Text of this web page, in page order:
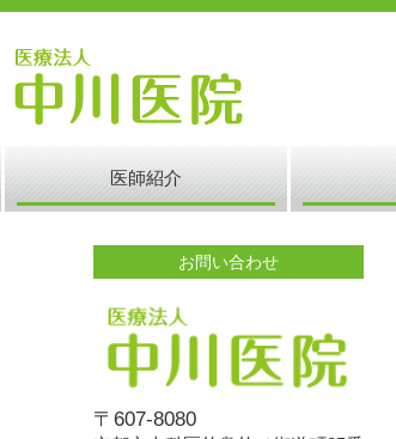
医師紹介
お問い合わせ
〒607-8080